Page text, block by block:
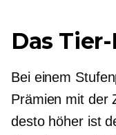
Das
Bei einem
Prämien mit der
desto höher ist